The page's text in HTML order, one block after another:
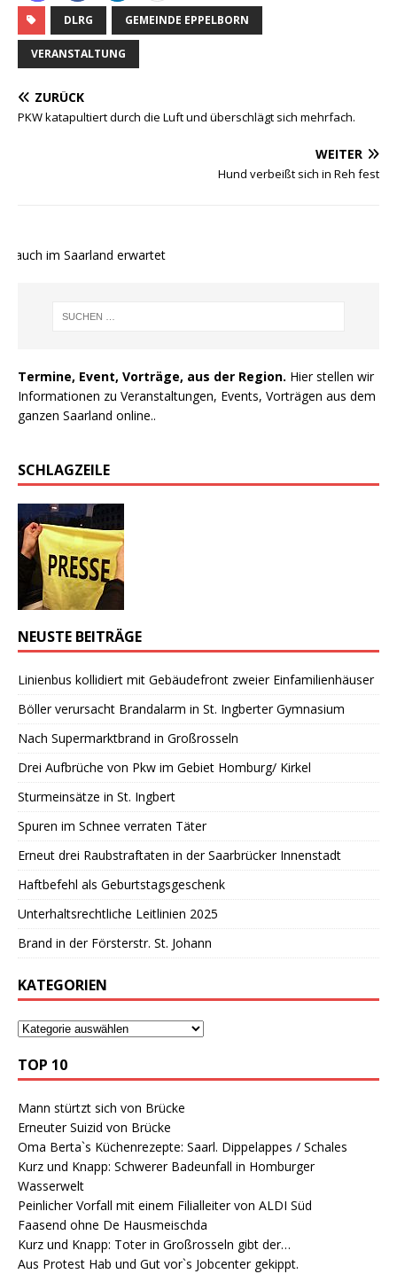
DLRG GEMEINDE EPPELBORN
VERANSTALTUNG
ZURÜCK
PKW katapultiert durch die Luft und überschlägt sich mehrfach.
WEITER
Hund verbeißt sich in Reh fest
im Saarland erwartet
Termine, Event, Vorträge, aus der Region. Hier stellen wir
Informationen zu Veranstaltungen, Events, Vorträgen aus dem
ganzen Saarland online..
SCHLAGZEILE
NEUSTE BEITRÄGE
Linienbus kollidiert mit Gebäudefront zweier Einfamilienhäuser
Böller verursacht Brandalarm in St. Ingberter Gymnasium
Nach Supermarktbrand in Großrosseln
Drei Aufbrüche von Pkw im Gebiet Homburg/ Kirkel
Sturmeinsätze in St. Ingbert
Spuren im Schnee verraten Täter
Erneut drei Raubstraftaten in der Saarbrücker Innenstadt
Haftbefehl als Geburtstagsgeschenk
Unterhaltsrechtliche Leitlinien 2025
Brand in der Försterstr. St. Johann
KATEGORIEN
TOP 10
Mann stürtzt sich von Brücke
Erneuter Suizid von Brücke
Oma Berta`s Küchenrezepte: Saarl. Dippelappes / Schales
Kurz und Knapp: Schwerer Badeunfall in Homburger
Wasserwelt
Peinlicher Vorfall mit einem Filialleiter von ALDI Süd
Faasend ohne De Hausmeischda
Kurz und Knapp: Toter in Großrosseln gibt der…
Aus Protest Hab und Gut vor`s Jobcenter gekippt.